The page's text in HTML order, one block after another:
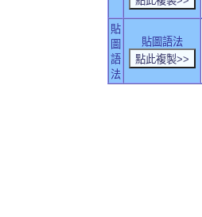
貼
圖
語
法
貼圖語法